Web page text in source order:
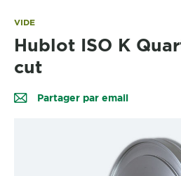
VIDE
Hublot ISO K
cut
Partager par email